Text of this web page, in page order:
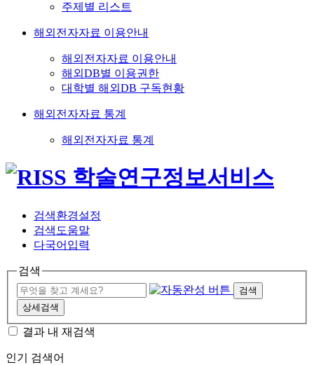
주제별 리스트
해외전자자료 이용안내
해외전자자료 이용안내
해외DB별 이용권한
대학별 해외DB 구독현황
해외전자자료 통계
해외전자자료 통계
검색환경설정
검색도움말
다국어입력
검색
검색
상세검색
결과 내 재검색
인기 검색어